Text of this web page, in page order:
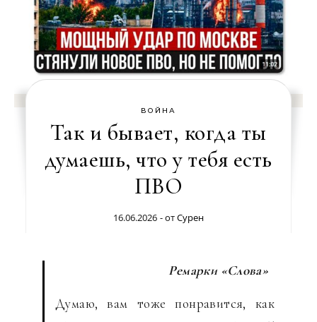
ВОЙНА
Так и бывает, когда ты
думаешь, что у тебя есть
ПВО
16.06.2026 - отСурен
Ремарки «Слова»
Думаю, вам тоже понравится, как